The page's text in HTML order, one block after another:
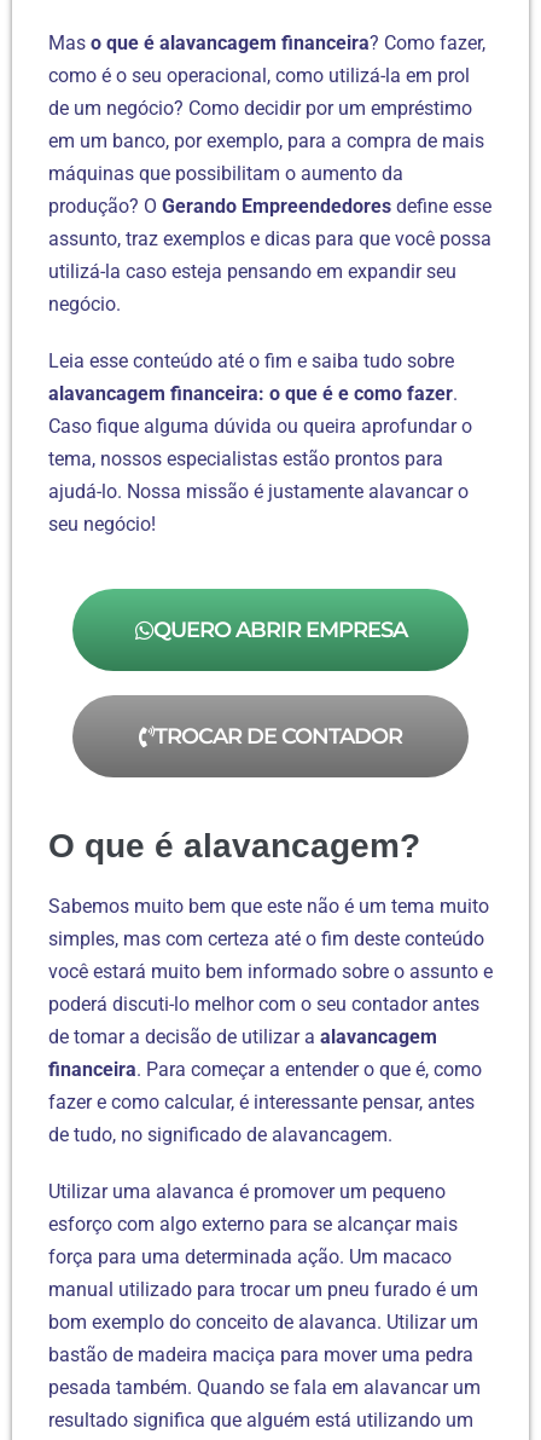
Mas o que é alavancagem financeira? Como fazer,
como é o seu operacional, como utilizá-la em prol
de um negócio? Como decidir por um empréstimo
em um banco, por exemplo, para a compra de mais
máquinas que possibilitam o aumento da
produção? O Gerando Empreendedores define esse
assunto, traz exemplos e dicas para que você possa
utilizá-la caso esteja pensando em expandir seu
negócio.
Leia esse conteúdo até o fim e saiba tudo sobre
alavancagem financeira: o que é e como fazer.
Caso fique alguma dúvida ou queira aprofundar o
tema, nossos especialistas estão prontos para
ajudá-lo. Nossa missão é justamente alavancar o
seu negócio!
QUERO ABRIR EMPRESA
TROCAR DE CONTADOR
O que é alavancagem?
Sabemos muito bem que este não é um tema muito
simples, mas com certeza até o fim deste conteúdo
você estará muito bem informado sobre o assunto e
poderá discuti-lo melhor com o seu contador antes
de tomar a decisão de utilizar a alavancagem
financeira. Para começar a entender o que é, como
fazer e como calcular, é interessante pensar, antes
de tudo, no significado de alavancagem.
Utilizar uma alavanca é promover um pequeno
esforço com algo externo para se alcançar mais
força para uma determinada ação. Um macaco
manual utilizado para trocar um pneu furado é um
bom exemplo do conceito de alavanca. Utilizar um
bastão de madeira maciça para mover uma pedra
pesada também. Quando se fala em alavancar um
resultado significa que alguém está utilizando um